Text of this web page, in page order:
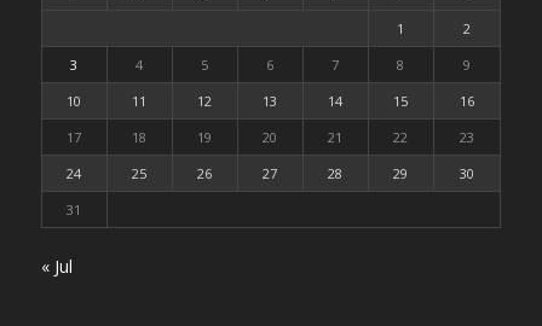
1
2
3
4 5 6 7 8
9
10
11 12 13 14 15
16
17
18 19 20 21 22
23
24
25 26 27 28 29
30
31
« Jul